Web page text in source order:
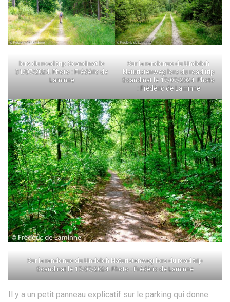
lors du road trip Scandinat le
31/07/2024. Photo : Frédéric de
Laminne
Sur la randonue du Undeloh
Naturistenweg lors du road trip
Scandinat le 17/07/2024. Photo
: Frédéric de Laminne
Sur la randonue du Undeloh Naturistenweg lors du road trip
Scandinat le 17/07/2024. Photo : Frédéric de Laminne
Il y a un petit panneau explicatif sur le parking qui donne